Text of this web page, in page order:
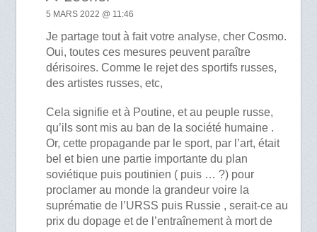
5 MARS 2022 @ 11:46
Je partage tout à fait votre analyse, cher Cosmo.
Oui, toutes ces mesures peuvent paraître
dérisoires. Comme le rejet des sportifs russes,
des artistes russes, etc,
Cela signifie et à Poutine, et au peuple russe,
qu’ils sont mis au ban de la société humaine .
Or, cette propagande par le sport, par l’art, était
bel et bien une partie importante du plan
soviétique puis poutinien ( puis … ?) pour
proclamer au monde la grandeur voire la
suprématie de l’URSS puis Russie , serait-ce au
prix du dopage et de l’entraînement à mort de